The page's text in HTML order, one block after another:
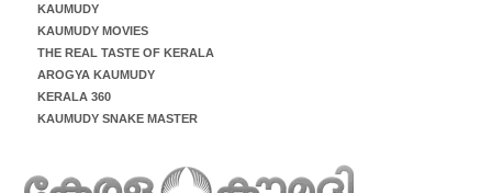
KAUMUDY
KAUMUDY MOVIES
THE REAL TASTE OF KERALA
AROGYA KAUMUDY
KERALA 360
KAUMUDY SNAKE MASTER